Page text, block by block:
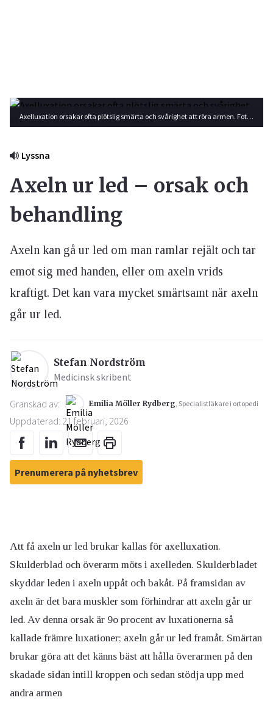
Axelluxation orsakar ofta plötslig smärta och svårighet att röra armen. Foto: Shutterstock
Lyssna
Axeln ur led – orsak och
behandling
Axeln kan gå ur led om man ramlar rejält och tar
emot sig med handen, eller om axeln vrids
kraftigt. Det kan vara mycket smärtsamt när axeln
går ur led.
Stefan Nordström
Medicinsk skribent
Granskad av: Emilia Möller Rydberg, Specialistläkare i ortopedi
Uppdaterad: 21 februari, 2026
Prenumerera på nyhetsbrev
Att få axeln ur led brukar kallas för axelluxation.
Skulderblad och överarm möts i axelleden. Skulderbladet
skyddar leden i axeln uppåt och bakåt. På framsidan av
axeln är det bara muskler som förhindrar att axeln går ur
led. Av denna orsak är 9o procent av luxationerna så
kallade främre luxationer; axeln går ur led framåt. Smärtan
brukar göra att det känns bäst att hålla överarmen på den
skadade sidan intill kroppen och sedan stödja upp med
andra armen